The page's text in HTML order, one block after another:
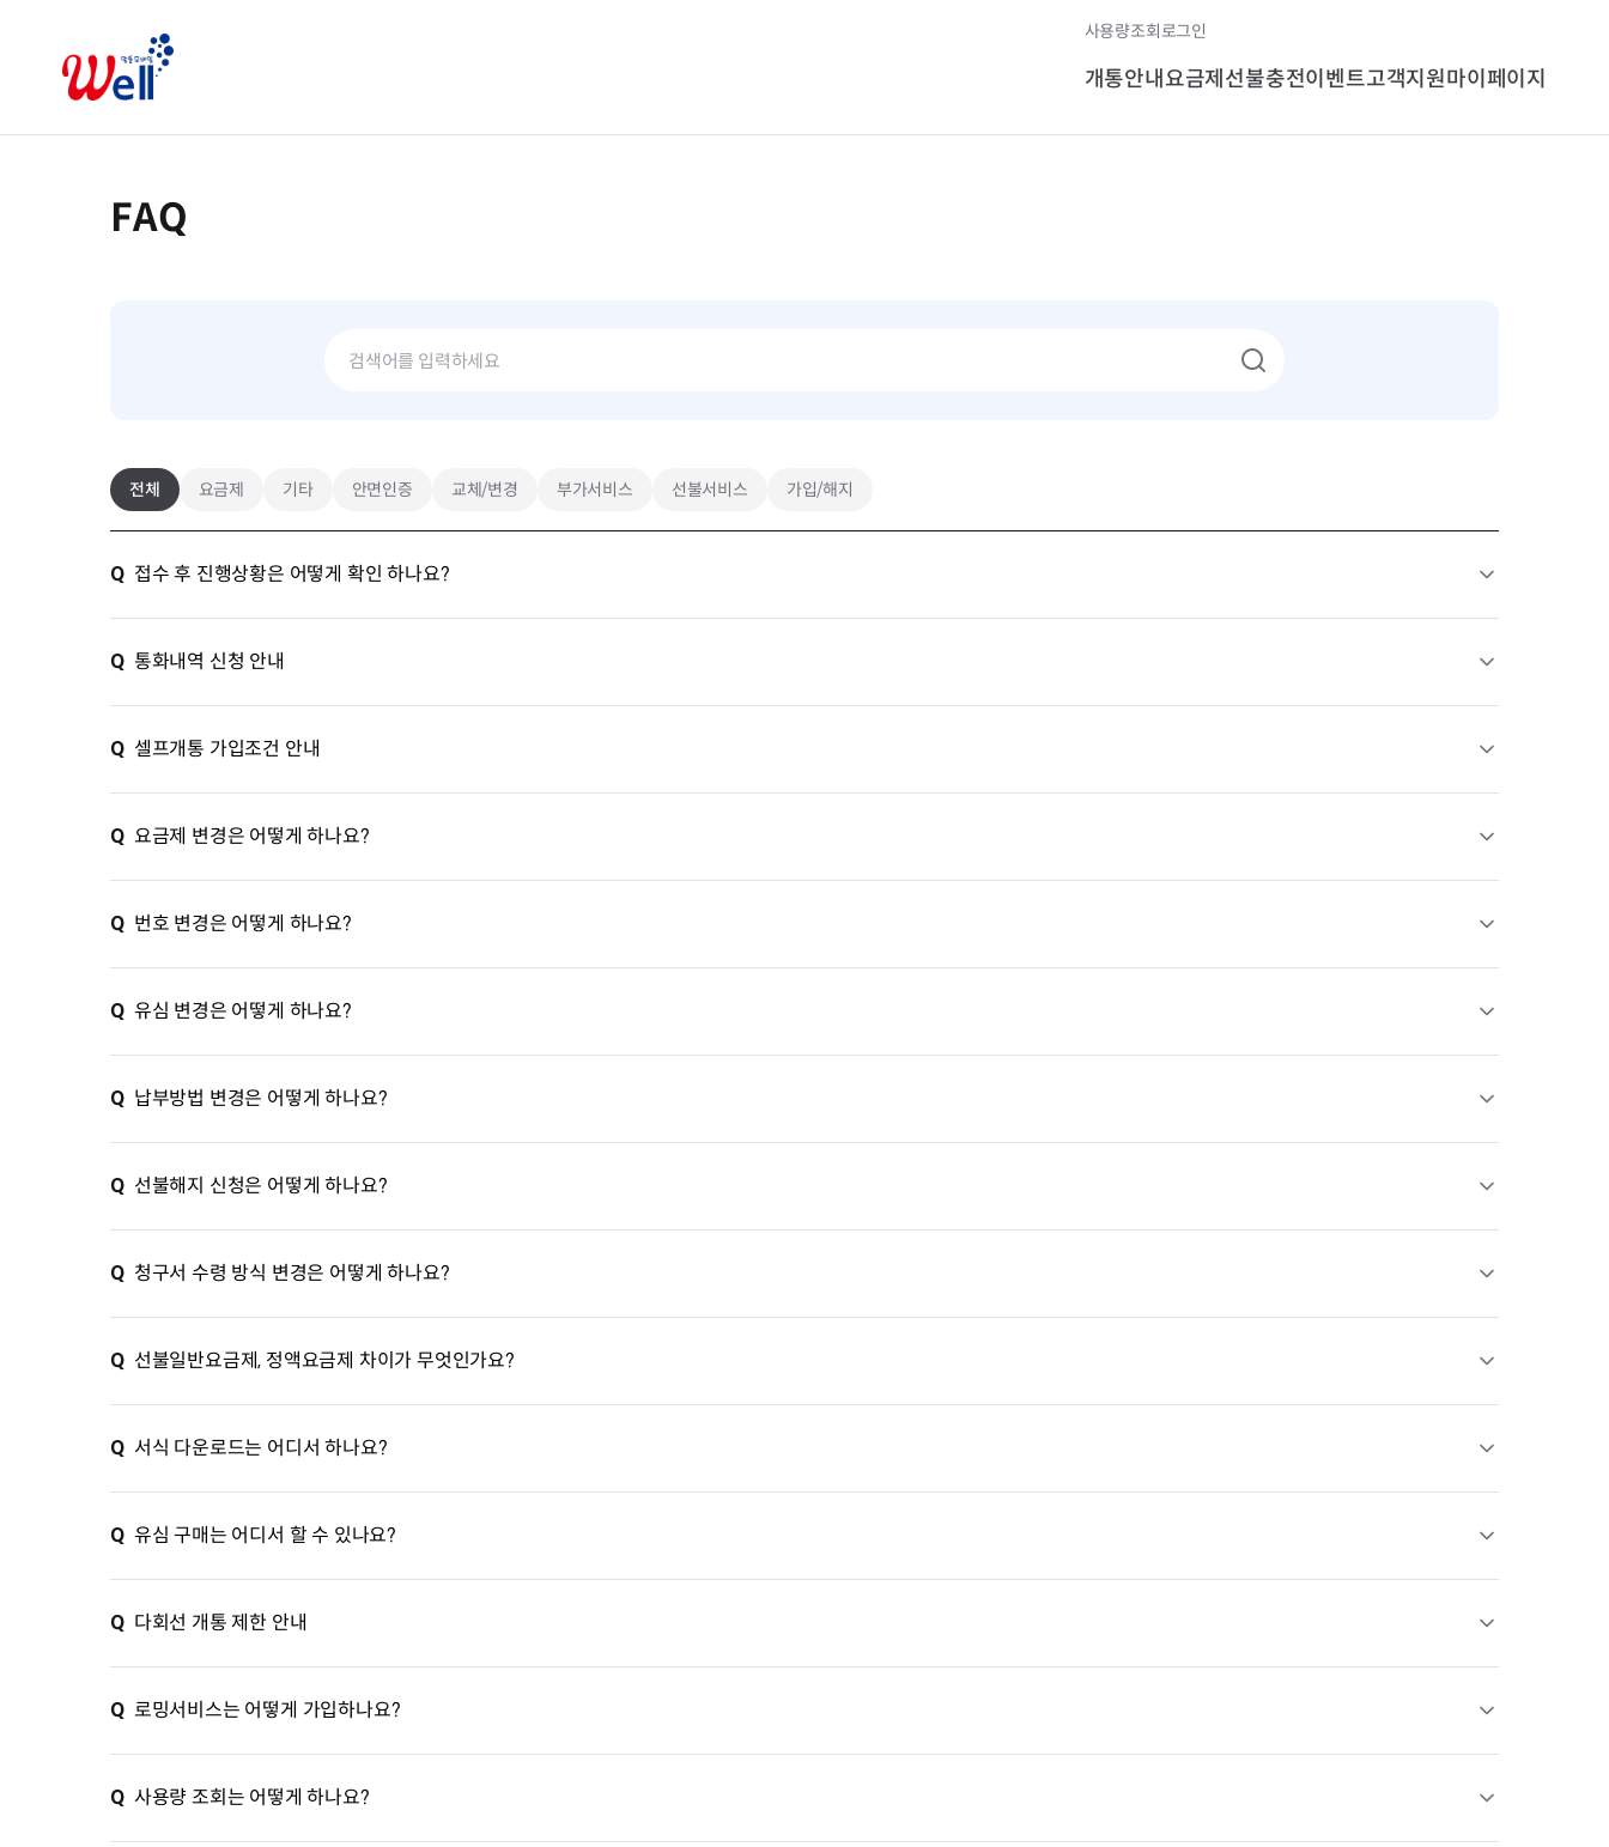
사용량조회로그인
개통안내 요금제 선불충전이벤트고객지원마이페이지
FAQ
전체 요금제 기타 안면인증 교체/변경 부가서비스 선불서비스 가입/해지
Q 접수 후 진행상황은 어떻게 확인 하나요?
Q 통화내역 신청 안내
Q 셀프개통 가입조건 안내
Q 요금제 변경은 어떻게 하나요?
Q 번호 변경은 어떻게 하나요?
Q 유심 변경은 어떻게 하나요?
Q 납부방법 변경은 어떻게 하나요?
Q 선불해지 신청은 어떻게 하나요?
Q 청구서 수령 방식 변경은 어떻게 하나요?
Q 선불일반요금제, 정액요금제 차이가 무엇인가요?
Q 서식 다운로드는 어디서 하나요?
Q 유심 구매는 어디서 할 수 있나요?
Q 다회선 개통 제한 안내
Q 로밍서비스는 어떻게 가입하나요?
Q 사용량 조회는 어떻게 하나요?